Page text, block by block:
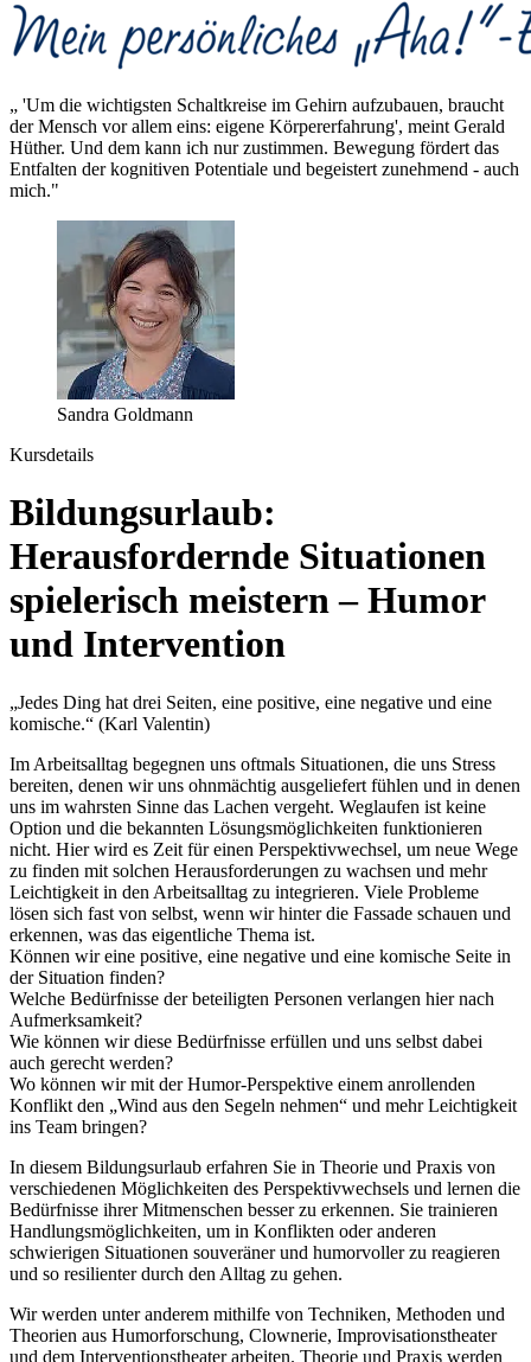
„ 'Um die wichtigsten Schaltkreise im Gehirn aufzubauen, braucht
der Mensch vor allem eins: eigene Körpererfahrung', meint Gerald
Hüther. Und dem kann ich nur zustimmen. Bewegung fördert das
Entfalten der kognitiven Potentiale und begeistert zunehmend - auch
mich."
Sandra Goldmann
Kursdetails
Bildungsurlaub:
Herausfordernde Situationen
spielerisch meistern – Humor
und Intervention
„Jedes Ding hat drei Seiten, eine positive, eine negative und eine
komische.“ (Karl Valentin)
Im Arbeitsalltag begegnen uns oftmals Situationen, die uns Stress
bereiten, denen wir uns ohnmächtig ausgeliefert fühlen und in denen
uns im wahrsten Sinne das Lachen vergeht. Weglaufen ist keine
Option und die bekannten Lösungsmöglichkeiten funktionieren
nicht. Hier wird es Zeit für einen Perspektivwechsel, um neue Wege
zu finden mit solchen Herausforderungen zu wachsen und mehr
Leichtigkeit in den Arbeitsalltag zu integrieren. Viele Probleme
lösen sich fast von selbst, wenn wir hinter die Fassade schauen und
erkennen, was das eigentliche Thema ist.
Können wir eine positive, eine negative und eine komische Seite in
der Situation finden?
Welche Bedürfnisse der beteiligten Personen verlangen hier nach
Aufmerksamkeit?
Wie können wir diese Bedürfnisse erfüllen und uns selbst dabei
auch gerecht werden?
Wo können wir mit der Humor-Perspektive einem anrollenden
Konflikt den „Wind aus den Segeln nehmen“ und mehr Leichtigkeit
ins Team bringen?
In diesem Bildungsurlaub erfahren Sie in Theorie und Praxis von
verschiedenen Möglichkeiten des Perspektivwechsels und lernen die
Bedürfnisse ihrer Mitmenschen besser zu erkennen. Sie trainieren
Handlungsmöglichkeiten, um in Konflikten oder anderen
schwierigen Situationen souveräner und humorvoller zu reagieren
und so resilienter durch den Alltag zu gehen.
Wir werden unter anderem mithilfe von Techniken, Methoden und
Theorien aus Humorforschung, Clownerie, Improvisationstheater
und dem Interventionstheater arbeiten. Theorie und Praxis werden